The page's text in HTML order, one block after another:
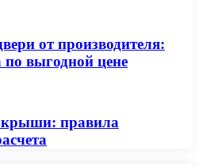
от производителя:
выгодной цене
правила